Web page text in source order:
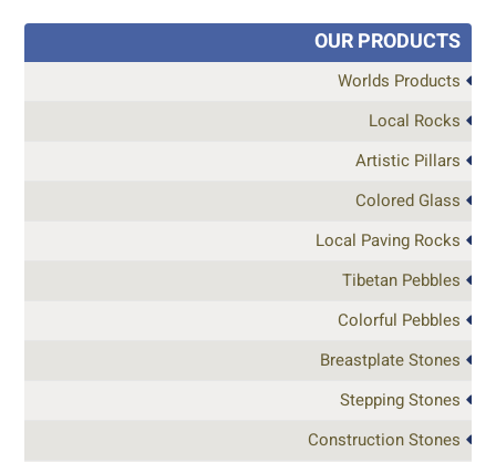
OUR PRODUCTS
Worlds Products
Local Rocks
Artistic Pillars
Colored Glass
Local Paving Rocks
Tibetan Pebbles
Colorful Pebbles
Breastplate Stones
Stepping Stones
Construction Stones